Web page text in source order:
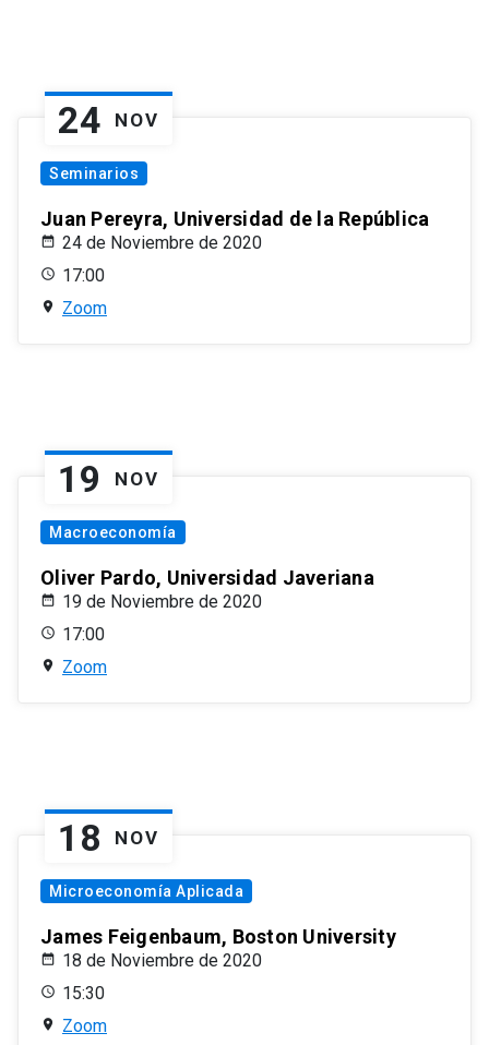
24 NOV
Seminarios
Juan Pereyra, Universidad de la República
24 de Noviembre de 2020
17:00
Zoom
19 NOV
Macroeconomía
Oliver Pardo, Universidad Javeriana
19 de Noviembre de 2020
17:00
Zoom
18 NOV
Microeconomía Aplicada
James Feigenbaum, Boston University
18 de Noviembre de 2020
15:30
Zoom